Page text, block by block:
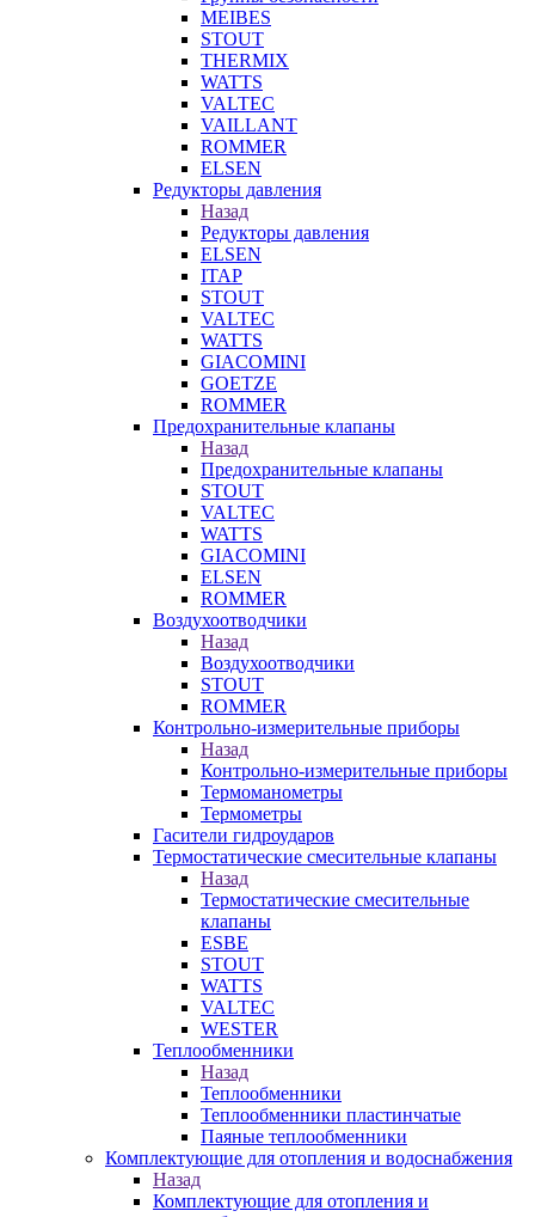
MEIBES
STOUT
THERMIX
WATTS
VALTEC
VAILLANT
ROMMER
ELSEN
Редукторы давления
Назад
Редукторы давления
ELSEN
ITAP
STOUT
VALTEC
WATTS
GIACOMINI
GOETZE
ROMMER
Предохранительные клапаны
Назад
Предохранительные клапаны
STOUT
VALTEC
WATTS
GIACOMINI
ELSEN
ROMMER
Воздухоотводчики
Назад
Воздухоотводчики
STOUT
ROMMER
Контрольно-измерительные приборы
Назад
Контрольно-измерительные приборы
Термоманометры
Термометры
Гасители гидроударов
Термостатические смесительные клапаны
Назад
Термостатические смесительные
клапаны
ESBE
STOUT
WATTS
VALTEC
WESTER
Теплообменники
Назад
Теплообменники
Теплообменники пластинчатые
Паяные теплообменники
Комплектующие для отопления и водоснабжения
Назад
Комплектующие для отопления и